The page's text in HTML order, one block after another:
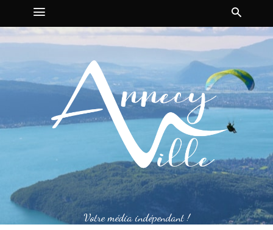
Votre média indépendant !